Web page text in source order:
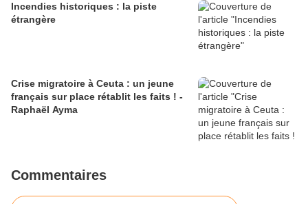
Incendies historiques : la piste
étrangère
Crise migratoire à Ceuta : un jeune
français sur place rétablit les faits ! -
Raphaël Ayma
Commentaires